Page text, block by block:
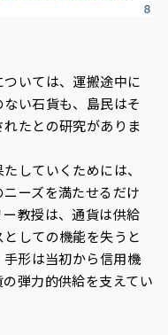
いては、運搬途中に
い石貨も、島民はそ
たとの研究がありま
していくためには、
ーズを満たせるだけ
教授は、通貨は供給
しての機能を失うと
形は当初から信用機
弾力的供給を支えてい